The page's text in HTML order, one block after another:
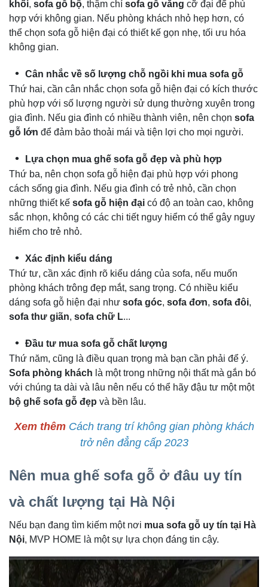
khối, sofa gỗ bộ, thậm chí sofa gỗ văng cỡ đại để phù
hợp với không gian. Nếu phòng khách nhỏ hẹp hơn, có
thể chọn sofa gỗ hiện đại có thiết kế gọn nhẹ, tối ưu hóa
không gian.
Cân nhắc về số lượng chỗ ngồi khi mua sofa gỗ
Thứ hai, cần cân nhắc chọn sofa gỗ hiện đại có kích thước
phù hợp với số lượng người sử dụng thường xuyên trong
gia đình. Nếu gia đình có nhiều thành viên, nên chọn sofa
gỗ lớn để đảm bảo thoải mái và tiện lợi cho mọi người.
Lựa chọn mua ghế sofa gỗ đẹp và phù hợp
Thứ ba, nên chọn sofa gỗ hiện đại phù hợp với phong
cách sống gia đình. Nếu gia đình có trẻ nhỏ, cần chọn
những thiết kế sofa gỗ hiện đại có độ an toàn cao, không
sắc nhọn, không có các chi tiết nguy hiểm có thể gây nguy
hiểm cho trẻ nhỏ.
Xác định kiểu dáng
Thứ tư, cần xác định rõ kiểu dáng của sofa, nếu muốn
phòng khách trông đẹp mắt, sang trọng. Có nhiều kiểu
dáng sofa gỗ hiện đại như sofa góc, sofa đơn, sofa đôi,
sofa thư giãn, sofa chữ L...
Đầu tư mua sofa gỗ chất lượng
Thứ năm, cũng là điều quan trọng mà bạn cần phải để ý.
Sofa phòng khách là một trong những nội thất mà gắn bó
với chúng ta dài và lâu nên nếu có thể hãy đậu tư một một
bộ ghế sofa gỗ đẹp và bền lâu.
Xem thêm Cách trang trí không gian phòng khách
trở nên đẳng cấp 2023
Nên mua ghế sofa gỗ ở đâu uy tín
và chất lượng tại Hà Nội
Nếu bạn đang tìm kiếm một nơi mua sofa gỗ uy tín tại Hà
Nội, MVP HOME là một sự lựa chọn đáng tin cậy.